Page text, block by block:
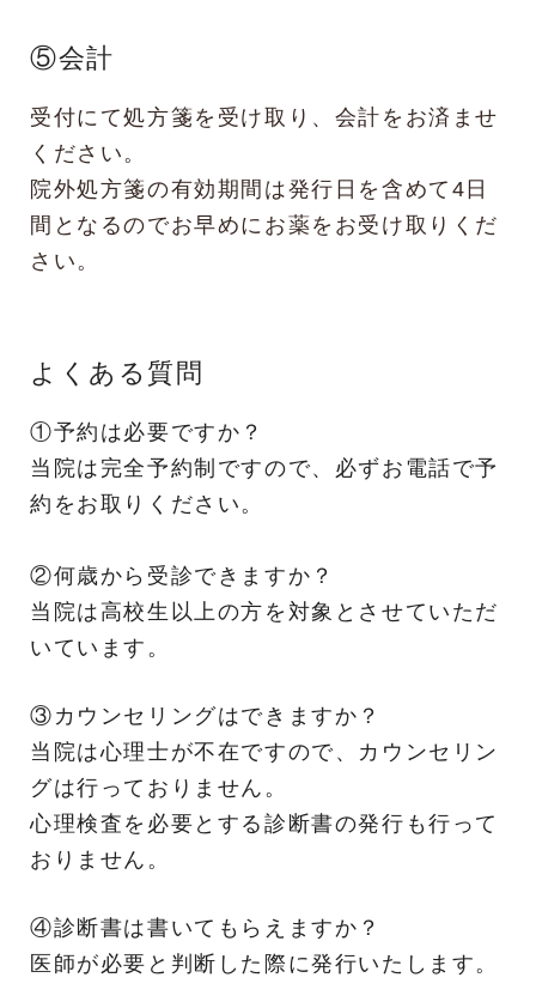
⑤会計
受付にて処方箋を受け取り、会計をお済ませ
ください。
院外処方箋の有効期間は発行日を含めて4日
間となるのでお早めにお薬をお受け取りくだ
さい。
よくある質問
①予約は必要ですか？
当院は完全予約制ですので、必ずお電話で予
約をお取りください。
②何歳から受診できますか？
当院は高校生以上の方を対象とさせていただ
いています。
③カウンセリングはできますか？
当院は心理士が不在ですので、カウンセリン
グは行っておりません。
心理検査を必要とする診断書の発行も行って
おりません。
④診断書は書いてもらえますか？
医師が必要と判断した際に発行いたします。